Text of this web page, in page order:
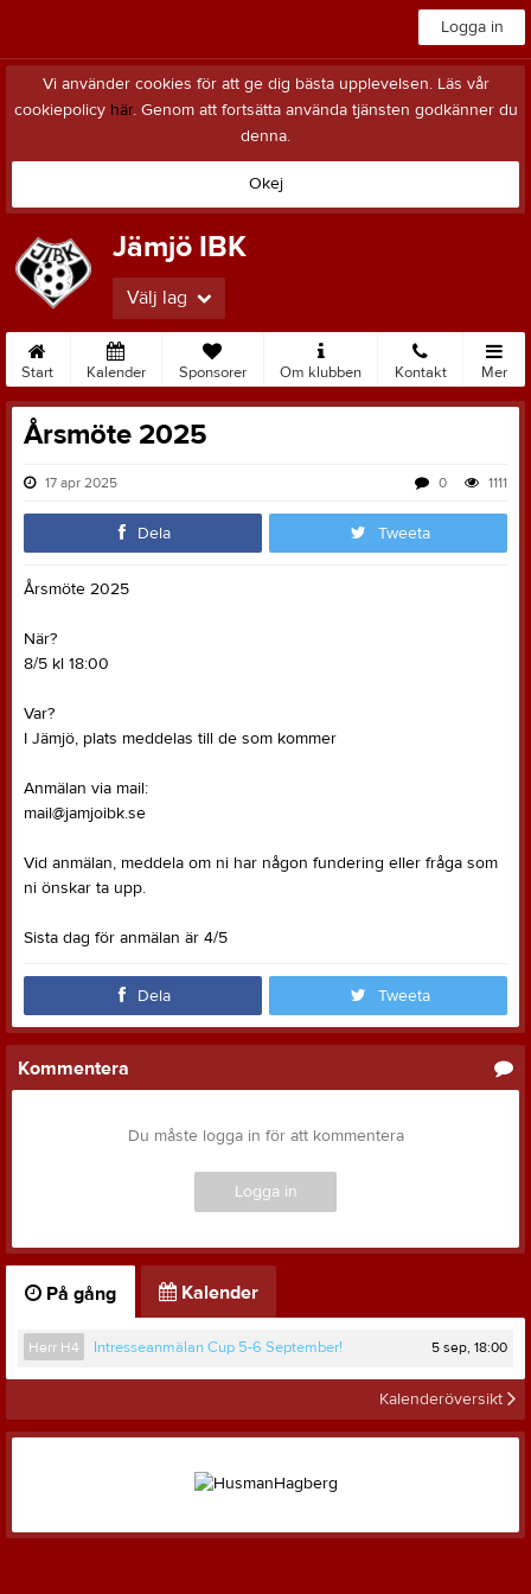
Logga in
Vi använder cookies för att ge dig bästa upplevelsen. Läs vår
cookiepolicy här. Genom att fortsätta använda tjänsten godkänner du
denna.
Okej
Jämjö IBK
Välj lag
Start Kalender Sponsorer Om klubben Kontakt Mer
Årsmöte 2025
17 apr 2025 1111
0
Dela Tweeta
Årsmöte 2025
När?
8/5 kl 18:00
Var?
I Jämjö, plats meddelas till de som kommer
Anmälan via mail:
mail@jamjoibk.se
Vid anmälan, meddela om ni har någon fundering eller fråga som
ni önskar ta upp.
Sista dag för anmälan är 4/5
Dela Tweeta
Kommentera
Du måste logga in för att kommentera
Logga in
På gång Kalender
Herr H4 Intresseanmälan Cup 5-6 September! 5 sep, 18:00
Kalenderöversikt